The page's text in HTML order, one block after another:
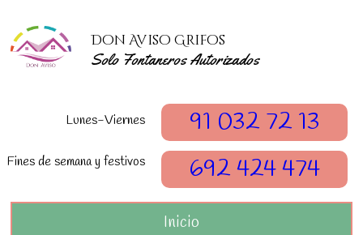
Don Aviso Grifos
Solo Fontaneros Autorizados
Lunes-Viernes 91 032 72 13
Fines de semana y festivos 692 424 474
Inicio